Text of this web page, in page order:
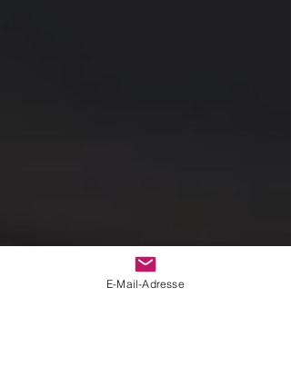
E-Mail-Adresse